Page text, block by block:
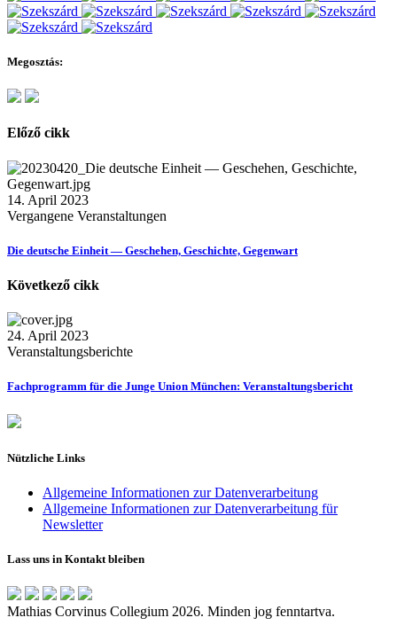
Megosztás:
Előző cikk
14. April 2023
Vergangene Veranstaltungen
Die deutsche Einheit — Geschehen, Geschichte, Gegenwart
Következő cikk
24. April 2023
Veranstaltungsberichte
Fachprogramm für die Junge Union München: Veranstaltungsbericht
Nützliche Links
Allgemeine Informationen zur Datenverarbeitung
Allgemeine Informationen zur Datenverarbeitung für
Newsletter
Lass uns in Kontakt bleiben
Mathias Corvinus Collegium 2026. Minden jog fenntartva.